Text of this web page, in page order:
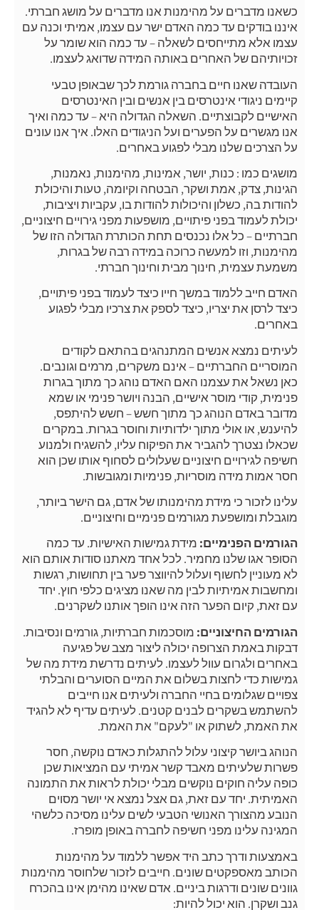
כשאנו מדברים על מהימנות אנו מדברים על מושג חברתי.
איננו בודקים עד כמה האדם ישר עם עצמו, אמיתי וכנה עם
עצמו אלא מתייחסים לשאלה – עד כמה הוא שומר על
זכויותיהם של האחרים באותה המידה שדואג לעצמו.
העובדה שאנו חיים בחברה גורמת לכך שבאופן טבעי
קיימים ניגודי אינטרסים בין אנשים ובין האינטרסים
האישיים לקבוצתיים. השאלה הגדולה היא – עד כמה ואיך
אנו מגשרים על הפערים ועל הניגודים האלו. איך אנו עונים
על הצרכים שלנו מבלי לפגוע באחרים.
מושגים כמו : כנות, יושר, אמינות, מהימנות, נאמנות,
הגינות, צדק, אמת ושקר, הבטחה וקיומה, טעות והיכולת
להודות בה, כשלון והיכולות להודות בו, עקביות ויציבות,
יכולת לעמוד בפני פיתויים, מושפעות מפני גירויים חיצוניים,
חברתיים – כל אלו נכנסים תחת הכותרת הגדולה הזו של
מהימנות, וזו למעשה כרוכה במידה רבה של בגרות,
משמעת עצמית, חינוך מבית וחינוך חברתי.
האדם חייב ללמוד במשך חייו כיצד לעמוד בפני פיתויים,
כיצד לרסן את יצריו, כיצד לספק את צרכיו מבלי לפגוע
באחרים.
לעיתים נמצא אנשים המתנהגים בהתאם לקודים
המוסריים החברתיים – אינם משקרים, מרמים וגונבים.
כאן נשאל את עצמנו האם האדם נוהג כך מתוך בגרות
פנימית, קודי מוסר אישיים, הבנה ויושר פנימי או שמא
מדובר באדם הנוהג כך מתוך חשש – חשש להיתפס,
להיענש, או אולי מתוך ילדותיות וחוסר בגרות. במקרים
שכאלו נצטרך להגביר את הפיקוח עליו, להשגיח ולמנוע
חשיפה לגירויים חיצוניים שעלולים לסחוף אותו שכן הוא
חסר אמות מידה מוסריות, פנימיות ומגובשות.
עלינו לזכור כי מידת מהימנותו של אדם, גם הישר ביותר,
מוגבלת ומושפעת מגורמים פנימיים וחיצוניים.
הגורמים הפנימיים: מידת גמישות האישיות. עד כמה
הסופר אגו שלנו מחמיר. לכל אחד מאתנו סודות אותם הוא
לא מעוניין לחשוף ועלול להיווצר פער בין תחושות, רגשות
ומחשבות אמיתיות לבין מה שאנו מציגים כלפי חוץ. יחד
עם זאת, קיום הפער הזה אינו הופך אותנו לשקרנים.
הגורמים החיצוניים: מוסכמות חברתיות, גורמים ונסיבות.
דבקות באמת הצרופה יכולה ליצור מצב של פגיעה
באחרים ולגרום עוול לעצמו. לעיתים נדרשת מידת מה של
גמישות כדי לחצות בשלום את המיים הסוערים והבלתי
צפויים שגלומים בחיי החברה ולעיתים אנו חייבים
להשתמש בשקרים לבנים קטנים. לעיתים עדיף לא להגיד
את האמת, לשתוק או "לעקם" את האמת.
הנוהג ביושר קיצוני עלול להתגלות כאדם נוקשה, חסר
פשרות שלעיתים מאבד קשר אמיתי עם המציאות שכן
כופה עליה חוקים נוקשים מבלי יכולת לראות את התמונה
האמיתית. יחד עם זאת, גם אצל נמצא אי יושר מסוים
הנובע מהצורך האנושי הטבעי לשים עלינו מסיכה כלשהי
המגינה עלינו מפני חשיפה לחברה באופן מופרז.
באמצעות ודרך כתב היד אפשר ללמוד על מהימנות
הכותב מאספקטים שונים. חייבים לזכור שלחוסר מהימנות
גוונים שונים ודרגות ביניים. אדם שאינו מהימן אינו בהכרח
גנב ושקרן. הוא יכול להיות: